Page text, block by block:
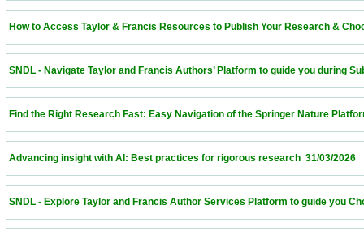
How to Access Taylor & Francis Resources to Publish Your
SNDL - Navigate Taylor and Francis Authors’ Platform to guide you
Find the Right Research Fast: Easy Navigation of the Springer
Advancing insight with AI: Best practices for rigorous research
SNDL - Explore Taylor and Francis Author Services Platform to